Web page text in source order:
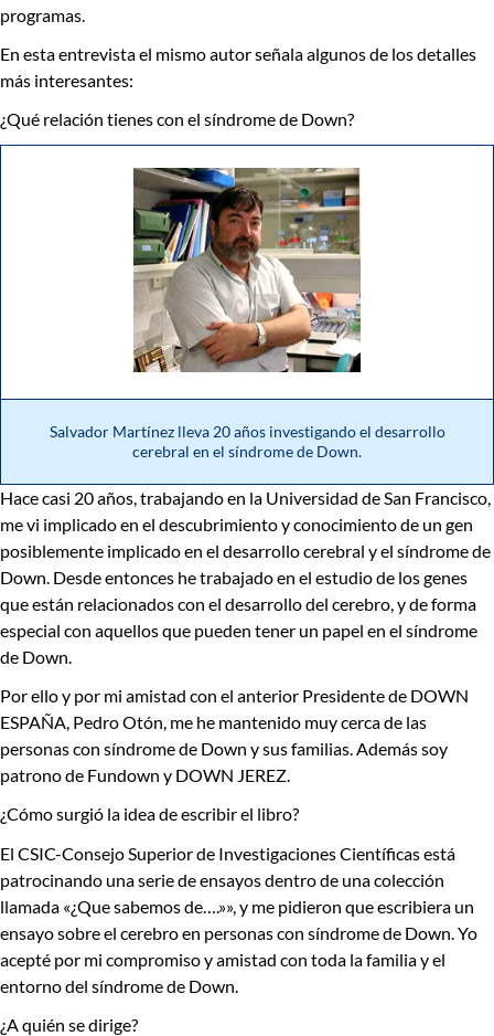
programas.
En esta entrevista el mismo autor señala algunos de los detalles
más interesantes:
¿Qué relación tienes con el síndrome de Down?
Salvador Martínez lleva 20 años investigando el desarrollo
cerebral en el síndrome de Down.
Hace casi 20 años, trabajando en la Universidad de San Francisco,
me vi implicado en el descubrimiento y conocimiento de un gen
posiblemente implicado en el desarrollo cerebral y el síndrome de
Down. Desde entonces he trabajado en el estudio de los genes
que están relacionados con el desarrollo del cerebro, y de forma
especial con aquellos que pueden tener un papel en el síndrome
de Down.
Por ello y por mi amistad con el anterior Presidente de DOWN
ESPAÑA, Pedro Otón, me he mantenido muy cerca de las
personas con síndrome de Down y sus familias. Además soy
patrono de Fundown y DOWN JEREZ.
¿Cómo surgió la idea de escribir el libro?
El CSIC-Consejo Superior de Investigaciones Científicas está
patrocinando una serie de ensayos dentro de una colección
llamada «¿Que sabemos de….»», y me pidieron que escribiera un
ensayo sobre el cerebro en personas con síndrome de Down. Yo
acepté por mi compromiso y amistad con toda la familia y el
entorno del síndrome de Down.
¿A quién se dirige?